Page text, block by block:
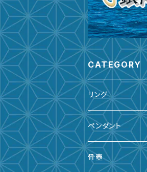
CATEGORY
リング
ペンダント
骨壺